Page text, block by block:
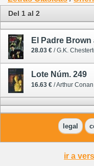
Del 1 al 2
El Padre
28.03 € / G.K.
Lote Núm. 249
16.63 € / Arthur
legal
ir a